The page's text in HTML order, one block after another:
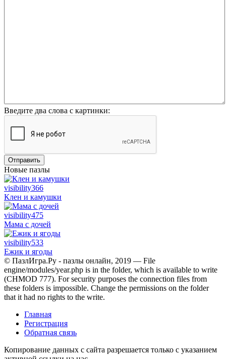
Введите два слова с картинки:
Отправить
Новые пазлы
visibility366
Клен и камушки
visibility475
Мама с дочей
visibility533
Ежик и ягоды
© ПазлИгра.Ру - пазлы онлайн, 2019 — File
engine/modules/year.php is in the folder, which is available to write
(CHMOD 777). For security purposes the connection files from
these folders is impossible. Change the permissions on the folder
that it had no rights to the write.
Главная
Регистрация
Обратная связь
Копирование данных с сайта разрешается только с указанием